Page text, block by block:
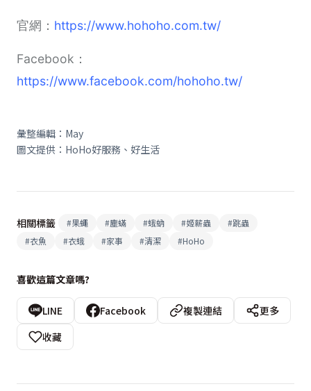
官網： https://www.hohoho.com.tw/
Facebook：
https://www.facebook.com/hohoho.tw/
彙整編輯：May
圖文提供：HoHo好服務、好生活
相關標籤 #果蠅 #塵蟎 #蛾蚋 #姬薪蟲 #跳蟲
#衣魚 #衣蛾 #家事 #清潔 #HoHo
喜歡這篇文章嗎?
LINE Facebook 複製連結
更多
收藏